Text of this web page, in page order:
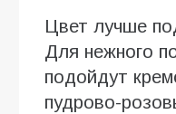
Цвет лучше
Для нежного
подойдут
пудрово-